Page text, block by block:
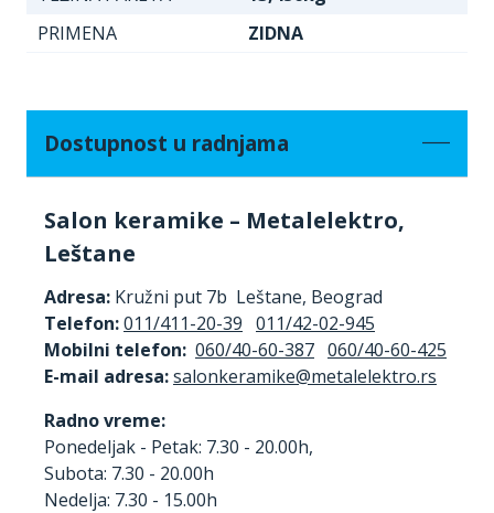
PRIMENA
ZIDNA
Dostupnost u radnjama
Salon keramike – Metalelektro,
Leštane
Adresa: Kružni put 7b Leštane, Beograd
Telefon:011/411-20-39 011/42-02-945
Mobilni telefon: 060/40-60-387 060/40-60-425
E-mail adresa:
Radno vreme:
Ponedeljak - Petak: 7.30 - 20.00h,
Subota: 7.30 - 20.00h
Nedelja: 7.30 - 15.00h